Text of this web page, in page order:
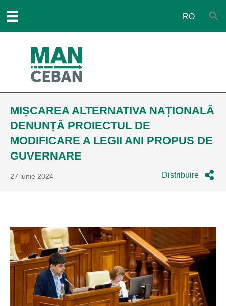
RO
MIȘCAREA ALTERNATIVA NAȚIONALĂ
DENUNȚĂ PROIECTUL DE
MODIFICARE A LEGII ANI PROPUS DE
GUVERNARE
27 iunie 2024 Distribuire